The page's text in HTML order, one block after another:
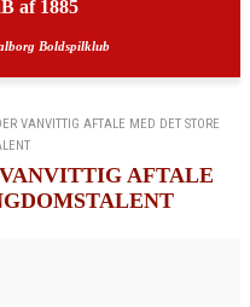
af 1885
Boldspilklub
VANVITTIG AFTALE MED DET STORE
AFTALE